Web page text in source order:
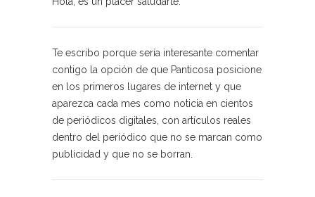
Te escribo porque sería interesante comentar
contigo la opción de que Panticosa posicione
en los primeros lugares de internet y que
aparezca cada mes como noticia en cientos
de periódicos digitales, con artículos reales
dentro del periódico que no se marcan como
publicidad y que no se borran.